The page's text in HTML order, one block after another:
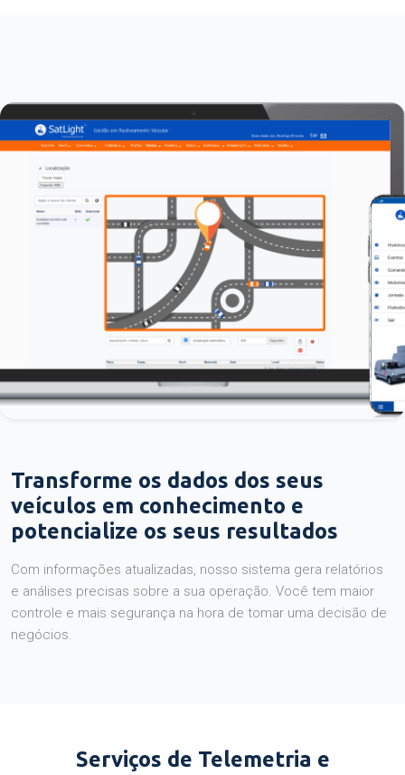
Transforme os dados dos seus
veículos em conhecimento e
potencialize os seus resultados
Com informações atualizadas, nosso sistema gera relatórios
e análises precisas sobre a sua operação. Você tem maior
controle e mais segurança na hora de tomar uma decisão de
negócios.
Serviços de Telemetria e